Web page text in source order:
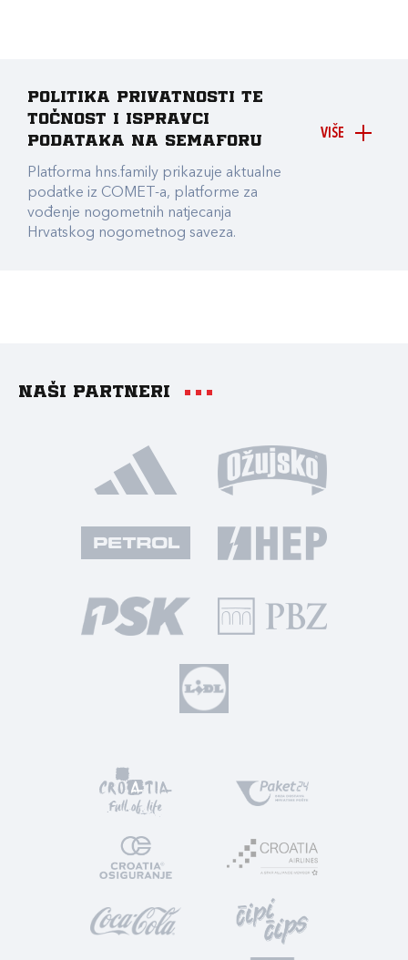
VIŠE
Politika privatnosti te
točnost i ispravci
podataka na Semaforu
Platforma hns.family prikazuje aktualne
podatke iz COMET-a, platforme za
vođenje nogometnih natjecanja
Hrvatskog nogometnog saveza.
Naši partneri